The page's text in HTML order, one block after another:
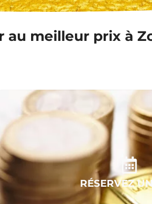
au meilleur prix à
RÉSERVEZ